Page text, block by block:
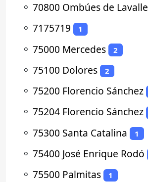
⚬ 70800 Ombúes de Lavalle
⚬ 7175719 1
⚬ 75000 Mercedes 2
⚬ 75100 Dolores 2
⚬ 75200 Florencio Sánchez
⚬ 75204 Florencio Sánchez
⚬ 75300 Santa Catalina 1
⚬ 75400 José Enrique Rodó
⚬ 75500 Palmitas 1